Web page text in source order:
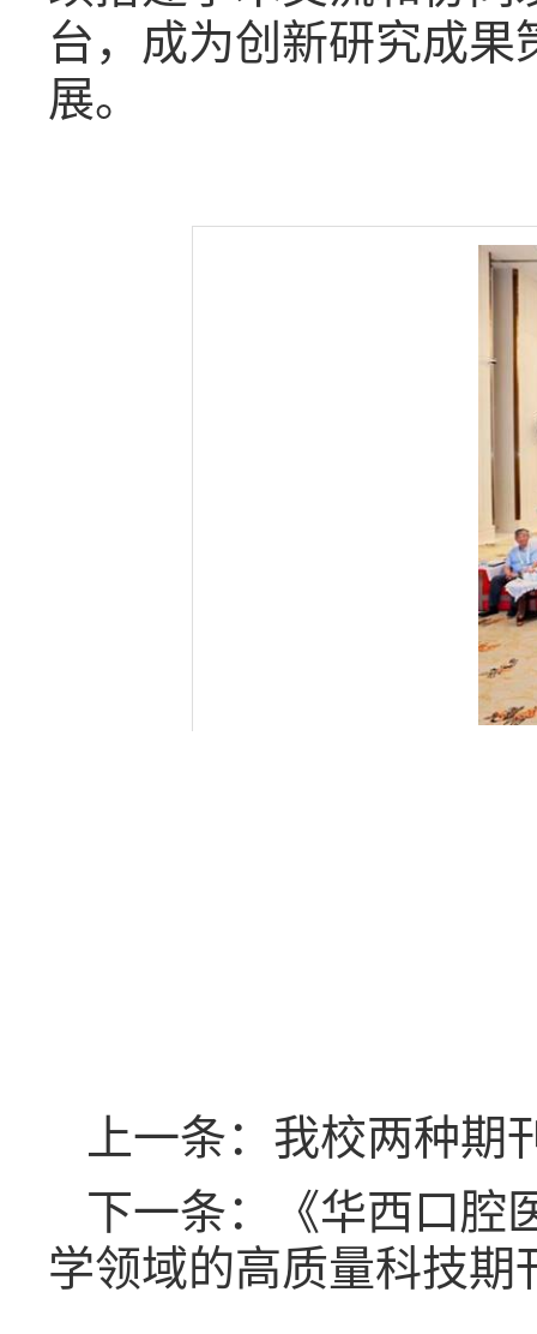
台，成为创新研究成
展。
上一条：我校两种
下一条：《华西口腔
学领域的高质量科技期